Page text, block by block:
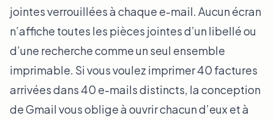
jointes verrouillées à chaque e-mail. Aucun écran
n’affiche toutes les pièces jointes d’un libellé ou
d’une recherche comme un seul ensemble
imprimable. Si vous voulez imprimer 40 factures
arrivées dans 40 e-mails distincts, la conception
de Gmail vous oblige à ouvrir chacun d’eux et à